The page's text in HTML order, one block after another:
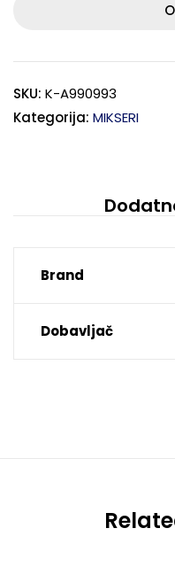
SKU: K-A990993
Kategorija: MIKSERI
Brand
Dobavljač